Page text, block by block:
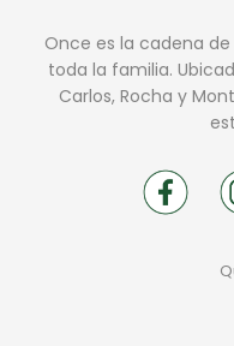
Once es la cadena
toda la familia.
Carlos, Rocha y